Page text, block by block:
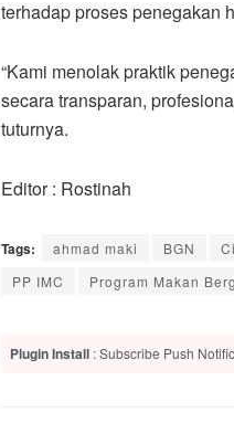
terhadap proses penegakan
“Kami menolak praktik
secara transparan,
tuturnya.
Editor : Rostinah
Tags: ahmad maki BGN
PP IMC
Program Makan
Plugin Install : Subscribe Push